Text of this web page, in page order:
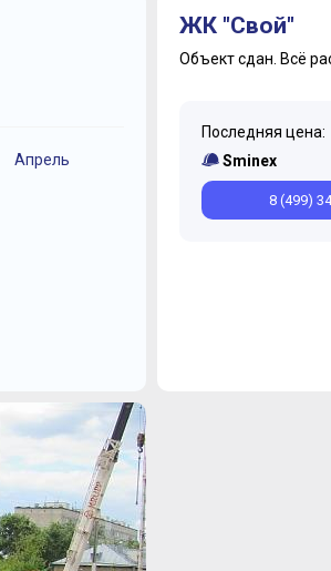
Декабрь Ноябрь
Февраль
Январь
Июль Июнь
Апрель
ЖК "Свой"
Объект сдан. Всё
Последняя цена:
Sminex
8 (499)